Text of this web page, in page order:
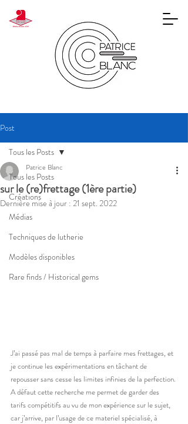
Post
Tous les Posts
Créations
Médias
Techniques de lutherie
Modèles disponibles
Rare finds / Historical gems
Tous les Posts
sur le (re)frettage (1ère partie)
Patrice Blanc
Dernière mise à jour : 21 sept. 2022
J’ai passé pas mal de temps à parfaire mes frettages, et
je continue les expérimentations en tâchant de
repousser sans cesse les limites infinies de la perfection.
A défaut cette recherche me permet de garder des
tarifs compétitifs au vu de mon expérience sur le sujet,
car j’arrive, par l’usage de ce materiel spécialisé, à